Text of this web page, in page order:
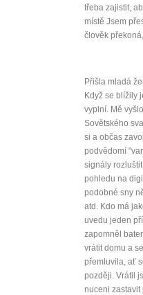
třeba zajistit,
místě Jsem
člověk
Přišla mladá
Když se blížily
vyplní. Mě
Sovětského
si a občas
podvědomí
signály
pohledu na
podobné sny
atd. Kdo má
uvedu jeden
zapomněl
vrátit domu a
přemluvila, ať
později. Vrátil
nuceni zastavit